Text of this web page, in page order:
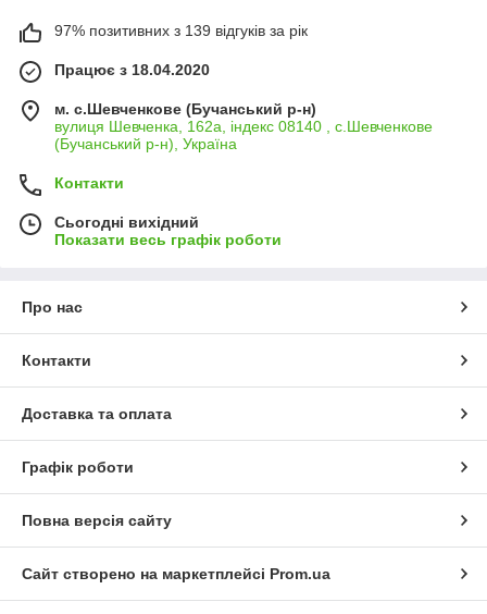
97% позитивних з 139 відгуків за рік
Працює з 18.04.2020
м. с.Шевченкове (Бучанський р-н)
вулиця Шевченка, 162а, індекс 08140 , с.Шевченкове
(Бучанський р-н), Україна
Контакти
Сьогодні вихідний
Показати весь графік роботи
Про нас
Контакти
Доставка та оплата
Графік роботи
Повна версія сайту
Сайт створено на маркетплейсі Prom.ua